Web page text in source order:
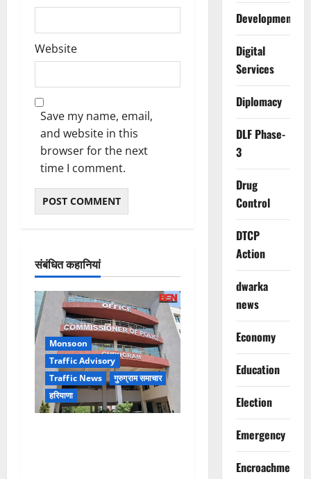
Website
Save my name, email,
and website in this
browser for the next
time I comment.
संबंधित कहानियां
Monsoon
Traffic Advisory
Traffic News
गुरुग्राम समाचार
हरियाणा
Development
Digital
Services
Diplomacy
DLF Phase-
3
Drug
Control
DTCP
Action
dwarka
news
Economy
Education
Election
Emergency
Encroachment